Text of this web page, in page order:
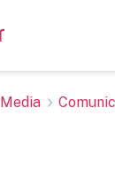
Media